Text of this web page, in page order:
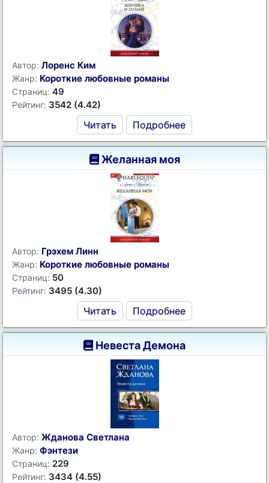
Автор: Лоренс Ким
Жанр: Короткие любовные романы
Страниц: 49
Рейтинг: 3542 (4.42)
Читать Подробнее
Желанная моя
Автор: Грэхем Линн
Жанр: Короткие любовные романы
Страниц: 50
Рейтинг: 3495 (4.30)
Читать Подробнее
Невеста Демона
Автор: Жданова Светлана
Жанр: Фэнтези
Страниц: 229
Рейтинг: 3434 (4.55)